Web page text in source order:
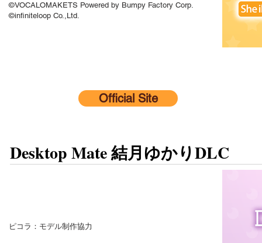
©VOCALOMAKETS Powered by Bumpy Factory Corp.
©infiniteloop Co.,Ltd.
Official Site
Desktop Mate 結月ゆかりDLC
ピコラ：モデル制作協力